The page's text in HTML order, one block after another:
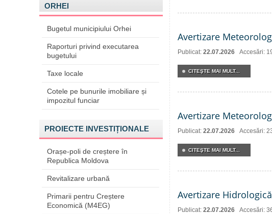
ORHEI
Bugetul municipiului Orhei
Raporturi privind executarea
bugetului
Taxe locale
Cotele pe bunurile imobiliare și
impozitul funciar
PROIECTE INVESTIȚIONALE
Orașe-poli de creștere în
Republica Moldova
Revitalizare urbană
Primarii pentru Creștere
Economică (M4EG)
Avertizare
Publicat: 22.07.2026 Accesări:
CITEŞTE MAI MULT...
Avertizare
Publicat: 22.07.2026 Accesări:
CITEŞTE MAI MULT...
Avertizare Hidrologică
Publicat: 22.07.2026 Accesări: